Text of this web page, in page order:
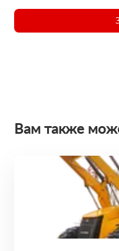
Вам также